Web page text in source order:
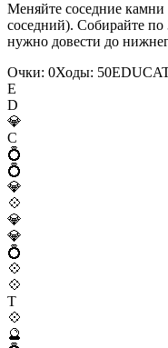
Меняйте соседние
соседний). Собирайте
нужно довести до
Очки: 0Ходы: 50EDUCA
E
D
💎
C
💍
💍
💎
💠
💎
💎
💍
💠
💠
T
💠
🔮